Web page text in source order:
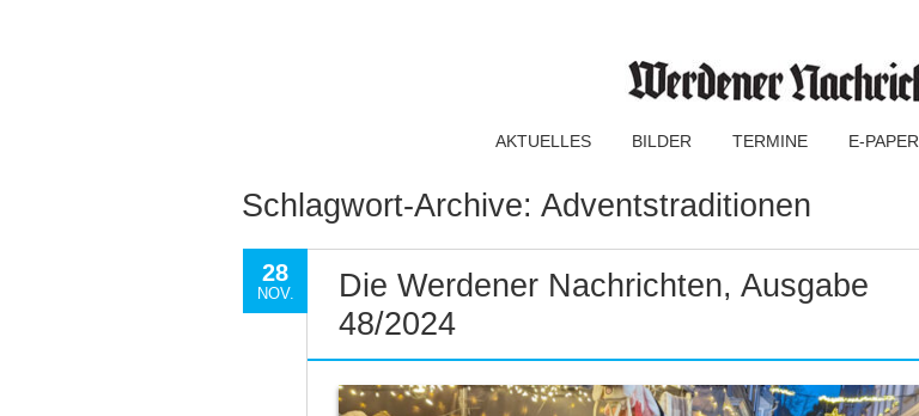
AKTUELLES BILDER TERMINE E-PAPER
Schlagwort-Archive: Adventstraditionen
28
NOV.
Die Werdener Nachrichten, Ausgabe
48/2024